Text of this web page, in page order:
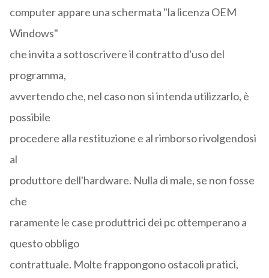
computer appare una schermata "la licenza OEM
Windows"
che invita a sottoscrivere il contratto d'uso del
programma,
avvertendo che, nel caso non si intenda utilizzarlo, è
possibile
procedere alla restituzione e al rimborso rivolgendosi
al
produttore dell'hardware. Nulla di male, se non fosse
che
raramente le case produttrici dei pc ottemperano a
questo obbligo
contrattuale. Molte frappongono ostacoli pratici,